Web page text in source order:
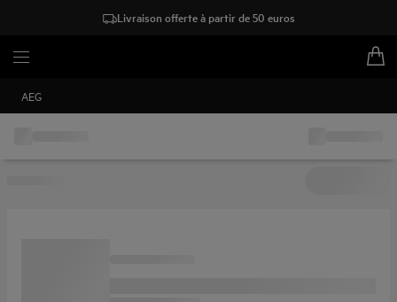
Livraison offerte à partir de 50 euros
AEG